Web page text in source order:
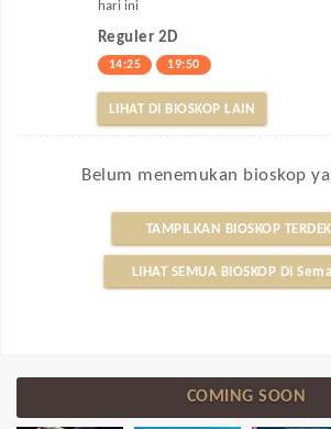
hari ini
Reguler 2D
14:25 19:50
LIHAT DI BIOSKOP LAIN
Belum menemukan bioskop
TAMPILKAN BIOSKOP
LIHAT SEMUA BIOSKOP DI
COMING SOON